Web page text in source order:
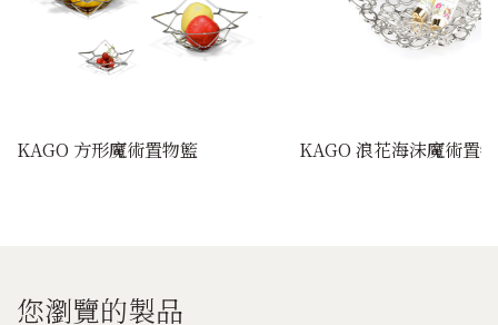
KAGO 方形魔術置物籃 KAGO 浪花海沫魔術置
您瀏覽的製品